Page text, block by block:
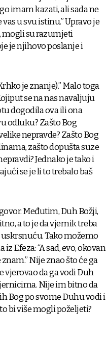
imam kazati, ali sada ne
u svu istinu.” Upravo je
mogli su razumjeti
je njihovo poslanje i
je znanje).” Malo toga
se na nas navaljuju
dogodila ova ili ona
odluku? Zašto Bog
nepravde? Zašto Bog
zašto dopušta suze
Jednako je tako i
se je li to trebalo baš
Međutim, Duh Božji,
a to je da vjernik treba
Tako možemo
Efeza: “A sad, evo, okovan
Nije znao što će ga
vjerovao da ga vodi Duh
Nije im bitno da
Bog po svome Duhu vodi i
bi više mogli poželjeti?